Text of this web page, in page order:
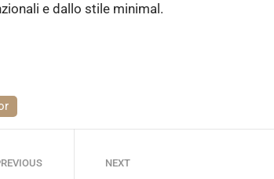
e dallo stile minimal.
NEXT